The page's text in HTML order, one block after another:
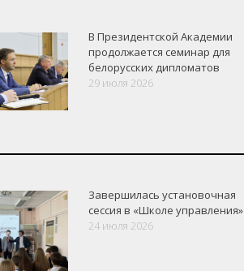
В Президентской Академии
продолжается семинар для
белорусских дипломатов
29 июля 2026
Завершилась установочная
сессия в «Школе управления»
24 июля 2026